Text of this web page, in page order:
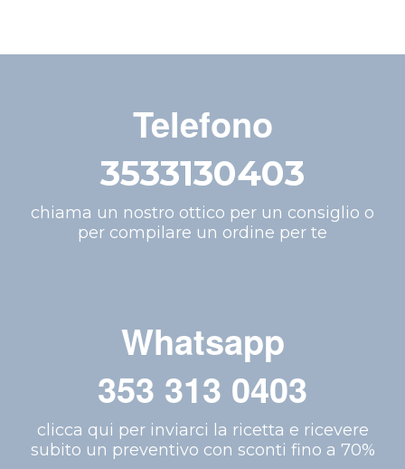
Telefono
3533130403
chiama un nostro ottico per un consiglio o
per compilare un ordine per te
Whatsapp
353 313 0403
clicca qui per inviarci la ricetta e ricevere
subito un preventivo con sconti fino a 70%